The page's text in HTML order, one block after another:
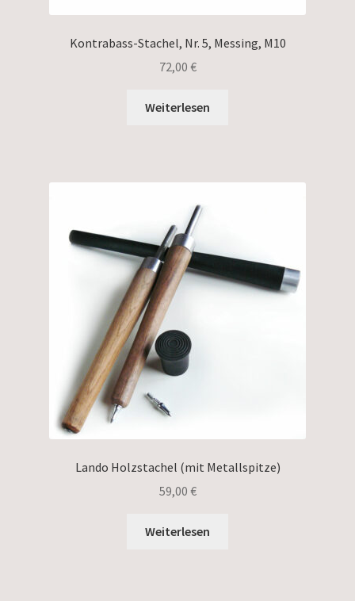
Kontrabass-Stachel, Nr. 5, Messing, M10
72,00 €
Weiterlesen
Lando Holzstachel (mit Metallspitze)
59,00 €
Weiterlesen